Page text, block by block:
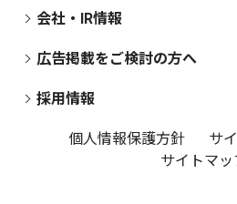
会社・IR情報
広告掲載をご検討の方へ
採用情報
個人情報保護方針
サ
サイトマッ